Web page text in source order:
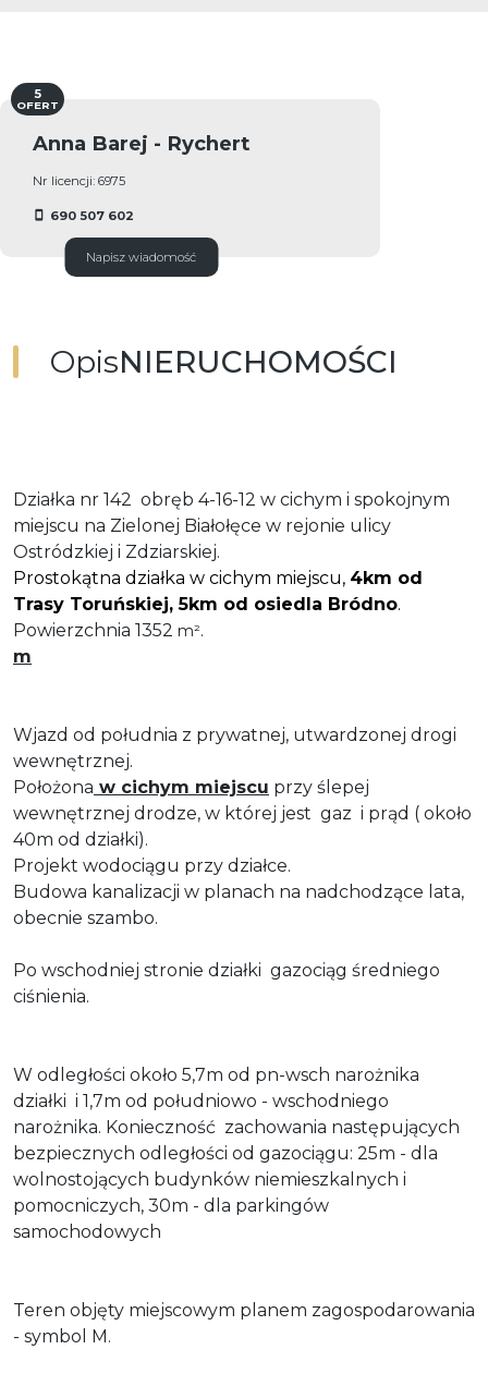
Anna Barej - Rychert
Nr licencji: 6975
690 507 602
Napisz wiadomość
5
OFERT
OpisNIERUCHOMOŚCI
Działka nr 142 obręb 4-16-12 w cichym i spokojnym
miejscu na Zielonej Białołęce w rejonie ulicy
Ostródzkiej i Zdziarskiej.
Prostokątna działka w cichym miejscu, 4km od
Trasy Toruńskiej, 5km od osiedla Bródno.
Powierzchnia 1352 m².
m
Wjazd od południa z prywatnej, utwardzonej drogi
wewnętrznej.
Położona w cichym miejscu przy ślepej
wewnętrznej drodze, w której jest gaz i prąd ( około
40m od działki).
Projekt wodociągu przy działce.
Budowa kanalizacji w planach na nadchodzące lata,
obecnie szambo.
Po wschodniej stronie działki gazociąg średniego
ciśnienia.
W odległości około 5,7m od pn-wsch narożnika
działki i 1,7m od południowo - wschodniego
narożnika. Konieczność zachowania następujących
bezpiecznych odległości od gazociągu: 25m - dla
wolnostojących budynków niemieszkalnych i
pomocniczych, 30m - dla parkingów
samochodowych
Teren objęty miejscowym planem zagospodarowania
- symbol M.